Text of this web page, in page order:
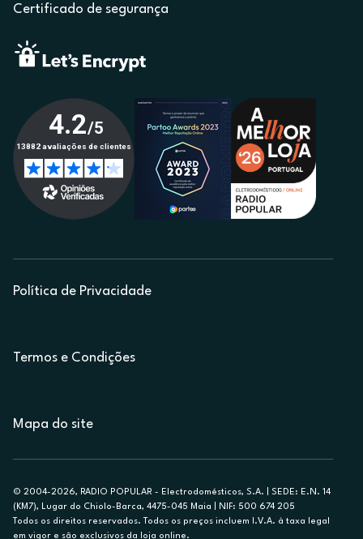
Certificado de segurança
Política de Privacidade
Termos e Condições
Mapa do site
© 2004-2026, RADIO POPULAR - Electrodomésticos, S.A. | SEDE: E.N. 14
(KM7), Lugar do Chiolo-Barca, 4475-045 Maia | NIF: 500 674 205
Todos os direitos reservados. Todos os preços incluem I.V.A. à taxa legal
em vigor e são exclusivos da loja online.